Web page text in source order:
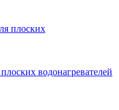
водонагревателей